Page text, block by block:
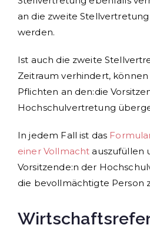
an die zweite
werden.
Ist auch die zweite
Zeitraum verhindert,
Pflichten an den:die
Hochschulvertretung
In jedem Fall ist das
einer Vollmacht auszufüllen
Vorsitzende:n der
die bevollmächtigte Person